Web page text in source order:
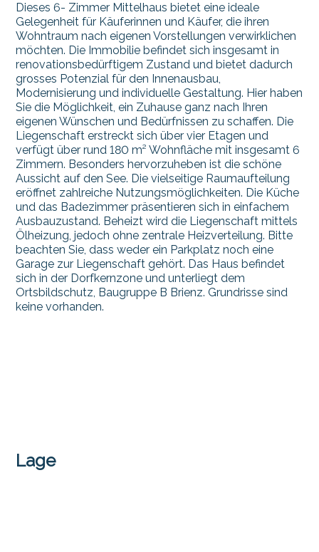
Dieses 6- Zimmer Mittelhaus bietet eine ideale
Gelegenheit für Käuferinnen und Käufer, die ihren
Wohntraum nach eigenen Vorstellungen verwirklichen
möchten. Die Immobilie befindet sich insgesamt in
renovationsbedürftigem Zustand und bietet dadurch
grosses Potenzial für den Innenausbau,
Modernisierung und individuelle Gestaltung. Hier haben
Sie die Möglichkeit, ein Zuhause ganz nach Ihren
eigenen Wünschen und Bedürfnissen zu schaffen. Die
Liegenschaft erstreckt sich über vier Etagen und
verfügt über rund 180 m² Wohnfläche mit insgesamt 6
Zimmern. Besonders hervorzuheben ist die schöne
Aussicht auf den See. Die vielseitige Raumaufteilung
eröffnet zahlreiche Nutzungsmöglichkeiten. Die Küche
und das Badezimmer präsentieren sich in einfachem
Ausbauzustand. Beheizt wird die Liegenschaft mittels
Ölheizung, jedoch ohne zentrale Heizverteilung. Bitte
beachten Sie, dass weder ein Parkplatz noch eine
Garage zur Liegenschaft gehört. Das Haus befindet
sich in der Dorfkernzone und unterliegt dem
Ortsbildschutz, Baugruppe B Brienz. Grundrisse sind
keine vorhanden.
Lage